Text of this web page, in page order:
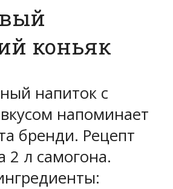
коньяк
напиток с
напоминает
бренди. Рецепт
2 л самогона.